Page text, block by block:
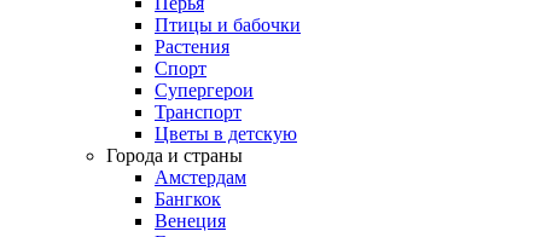
Птицы и бабочки
Растения
Спорт
Супергерои
Транспорт
Цветы в детскую
Города и страны
Амстердам
Бангкок
Венеция